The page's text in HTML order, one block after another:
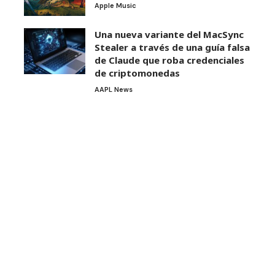
Apple Music
Una nueva variante del MacSync
Stealer a través de una guía falsa
de Claude que roba credenciales
de criptomonedas
AAPL News